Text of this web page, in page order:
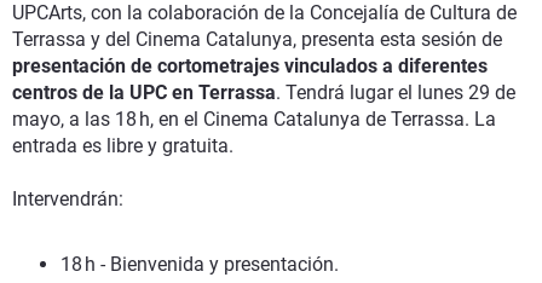
UPCArts, con la colaboración de la Concejalía de Cultura de
Terrassa y del Cinema Catalunya, presenta esta sesión de
presentación de cortometrajes vinculados a diferentes
centros de la UPC en Terrassa. Tendrá lugar el lunes 29 de
mayo, a las 18 h, en el Cinema Catalunya de Terrassa. La
entrada es libre y gratuita.
Intervendrán:
18 h - Bienvenida y presentación.